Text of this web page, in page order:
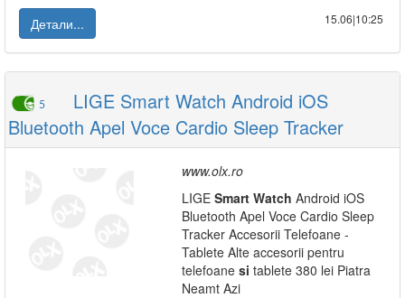
Детали...
15.06|10:25
5
LIGE Smart Watch Android iOS
Bluetooth Apel Voce Cardio Sleep Tracker
www.olx.ro
LIGE Smart Watch Android iOS
Bluetooth Apel Voce Cardio Sleep
Tracker Accesorii Telefoane -
Tablete Alte accesorii pentru
telefoane si tablete 380 lei Piatra
Neamt Azi